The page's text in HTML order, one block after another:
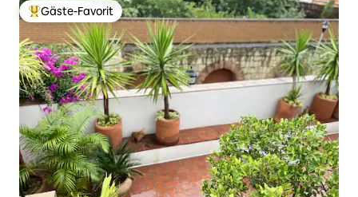
Beliebter Gäste-Favorit.
Gäste-Favorit